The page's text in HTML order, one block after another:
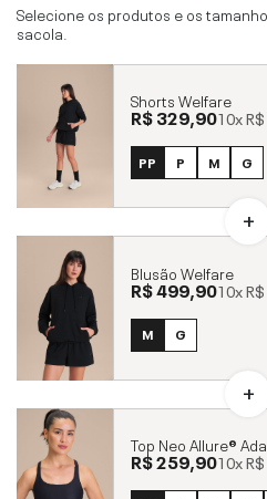
Selecione os produtos e os
sacola.
Shorts Welfare
R$ 329,9010x
PP P M G
Blusão Welfare
R$ 499,9010x
M G
Top Neo Allure®
R$ 259,9010x